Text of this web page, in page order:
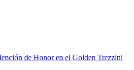
de Honor en el Golden Trezzini